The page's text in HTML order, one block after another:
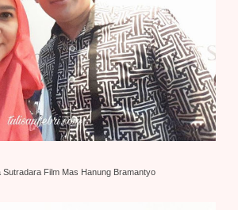
Sutradara Film Mas Hanung Bramantyo